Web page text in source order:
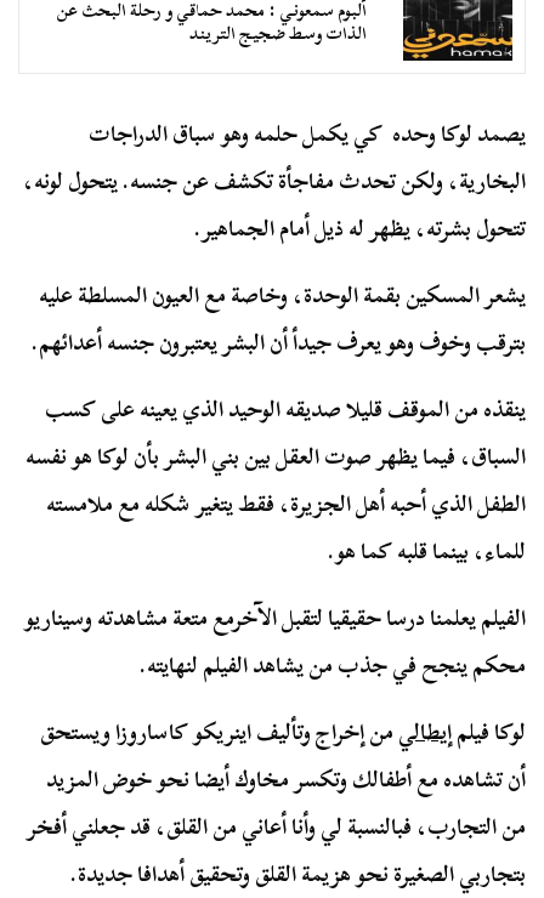
ألبوم سمعوني : محمد حماقي و رحلة البحث عن
الذات وسط ضجيج التريند
يصمد لوكا وحده كي يكمل حلمه وهو سباق الدراجات
البخارية، ولكن تحدث مفاجأة تكشف عن جنسه. يتحول لونه،
تتحول بشرته، يظهر له ذيل أمام الجماهير.
يشعر المسكين بقمة الوحدة، وخاصة مع العيون المسلطة عليه
بترقب وخوف وهو يعرف جيدأ أن البشر يعتبرون جنسه أعدائهم.
ينقذه من الموقف قليلا صديقه الوحيد الذي يعينه على كسب
السباق، فيما يظهر صوت العقل بين بني البشر بأن لوكا هو نفسه
الطفل الذي أحبه أهل الجزيرة، فقط يتغير شكله مع ملامسته
للماء، بينما قلبه كما هو.
الفيلم يعلمنا درسا حقيقيا لتقبل الآخرمع متعة مشاهدته وسيناريو
محكم ينجح في جذب من يشاهد الفيلم لنهايته.
لوكا فيلمإيطاليمن إخراج وتأليف اينريكو كاساروزا ويستحق
أن تشاهده مع أطفالك وتكسر مخاوك أيضا نحو خوض المزيد
من التجارب، فبالنسبة لي وأنا أعاني من القلق، قد جعلني أفخر
بتجاربي الصغيرة نحو هزيمة القلق وتحقيق أهدافا جديدة.